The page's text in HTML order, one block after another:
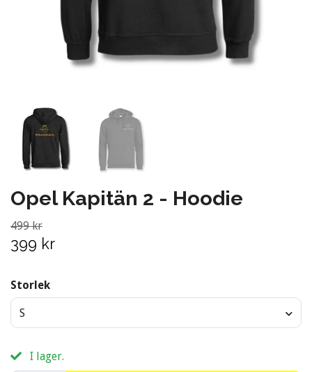
Opel Kapitän 2 - Hoodie
499 kr
399 kr
Storlek
S
I lager.